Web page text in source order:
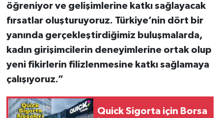
öğreniyor ve gelişimlerine katkı sağlayacak
fırsatlar oluşturuyoruz. Türkiye’nin dört bir
yanında gerçekleştirdiğimiz buluşmalarda,
kadın girişimcilerin deneyimlerine ortak olup
yeni fikirlerin filizlenmesine katkı sağlamaya
çalışıyoruz.”
Quick Sigorta için Borsa